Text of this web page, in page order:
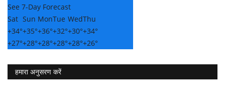
See 7-Day Forecast
Sat Sun MonTue WedThu
+34°+35°+36°+32°+30°+34°
+27°+28°+28°+28°+28°+26°
हमारा अनुसरण करें